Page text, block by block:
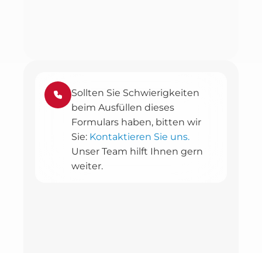
Sollten Sie Schwierigkeiten
beim Ausfüllen dieses
Formulars haben, bitten wir
Sie: Kontaktieren Sie uns.
Unser Team hilft Ihnen gern
weiter.